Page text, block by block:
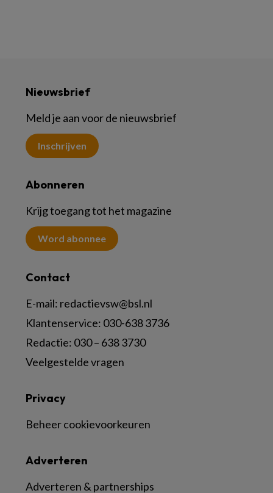
Nieuwsbrief
Meld je aan voor de nieuwsbrief
Inschrijven
Abonneren
Krijg toegang tot het magazine
Word abonnee
Contact
E-mail: redactievsw@bsl.nl
Klantenservice: 030-638 3736
Redactie: 030 – 638 3730
Veelgestelde vragen
Adverteren
Adverteren & partnerships
Privacy
Beheer cookievoorkeuren